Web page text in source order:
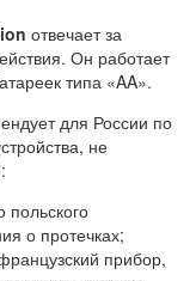
отвечает за
Он работает
типа «AA».
для России по
не
о протечках;
прибор,